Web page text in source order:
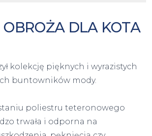
OBROŻA DLA KOTA
kolekcję pięknych i wyrazistych
buntowników mody.
poliestru teteronowego
trwała i odporna na